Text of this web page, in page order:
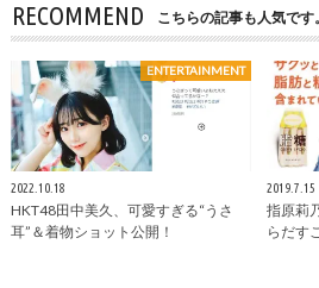
RECOMMEND こちらの記事も人気です。
ENTERTAINMENT
2022.10.18
HKT48田中美久、可愛すぎる“うさ
耳”＆着物ショット公開！
2019.7.15
指原莉
らだす